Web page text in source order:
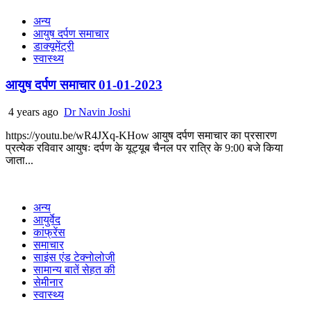
अन्य
आयुष दर्पण समाचार
डाक्यूमेंट्री
स्वास्थ्य
आयुष दर्पण समाचार 01-01-2023
4 years ago Dr Navin Joshi
https://youtu.be/wR4JXq-KHow आयुष दर्पण समाचार का प्रसारण
प्रत्येक रविवार आयुषः दर्पण के यूट्यूब चैनल पर रात्रि के 9:00 बजे किया
जाता...
अन्य
आयुर्वेद
कांफ्रेंस
समाचार
साइंस एंड टेक्नोलोजी
सामान्य बातें सेहत की
सेमीनार
स्वास्थ्य